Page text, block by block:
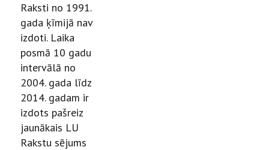
Raksti no 1991.
gada ķīmijā nav
izdoti. Laika
posmā 10 gadu
intervālā no
2004. gada līdz
2014. gadam ir
izdots pašreiz
jaunākais LU
Rakstu sējums